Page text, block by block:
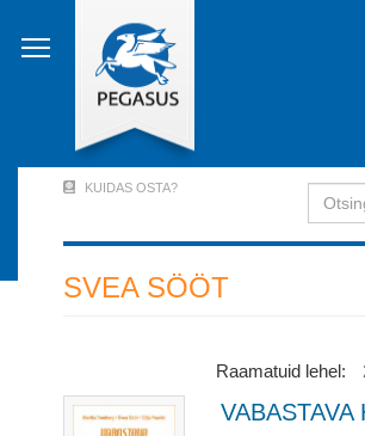
edasi
põhisisu
Account
Menu
KUIDAS OSTA? Otsing
SVEA SÖÖT
Raamatuid lehel: